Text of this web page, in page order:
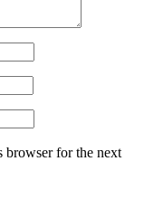
browser for the next